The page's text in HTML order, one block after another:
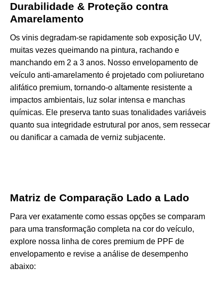
Durabilidade & Proteção contra
Amarelamento
Os vinis degradam-se rapidamente sob exposição UV,
muitas vezes queimando na pintura, rachando e
manchando em 2 a 3 anos. Nosso envelopamento de
veículo anti-amarelamento é projetado com poliuretano
alifático premium, tornando-o altamente resistente a
impactos ambientais, luz solar intensa e manchas
químicas. Ele preserva tanto suas tonalidades variáveis
quanto sua integridade estrutural por anos, sem ressecar
ou danificar a camada de verniz subjacente.
Matriz de Comparação Lado a Lado
Para ver exatamente como essas opções se comparam
para uma transformação completa na cor do veículo,
explore nossa linha de cores premium de PPF de
envelopamento e revise a análise de desempenho
abaixo: